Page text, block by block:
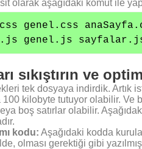
olarak aşağıdaki komut ile
genel.css
genel.js
sıkıştırın ve
tek dosyaya indirdik. Artık
kilobyte tutuyor olabilir. Ve
boş satırlar olabilir.
kodu: Aşağıdaki kodda
olması gerektiği gibi